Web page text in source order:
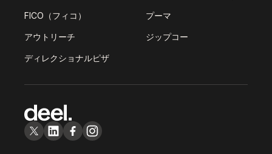
FICO（フィコ） プーマ
アウトリーチ ジップコー
ディレクショナルピザ